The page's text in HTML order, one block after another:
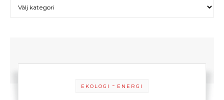
EKOLOGI - ENERGI